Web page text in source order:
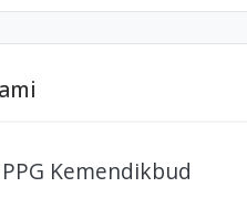
PPG Kemendikbud